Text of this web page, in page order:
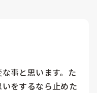
事と思います。た
をするなら止めた